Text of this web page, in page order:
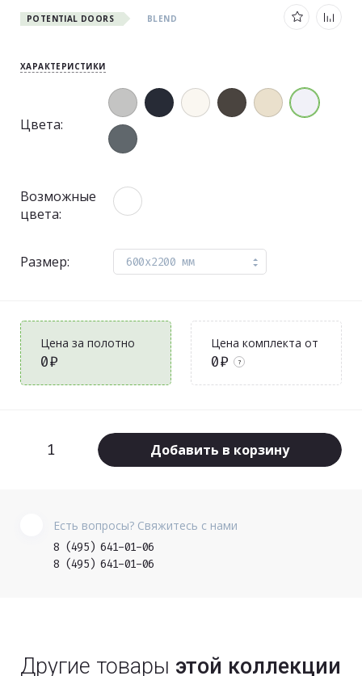
POTENTIAL DOORS BLEND
ХАРАКТЕРИСТИКИ
Цвета:
Возможные
цвета:
Размер: 600x2200 мм
Цена за полотно
0₽
Цена комплекта от
0₽ ?
Добавить в корзину
Есть вопросы? Свяжитесь с нами
8 (495) 641-01-06
8 (495) 641-01-06
Другие товары этой коллекции